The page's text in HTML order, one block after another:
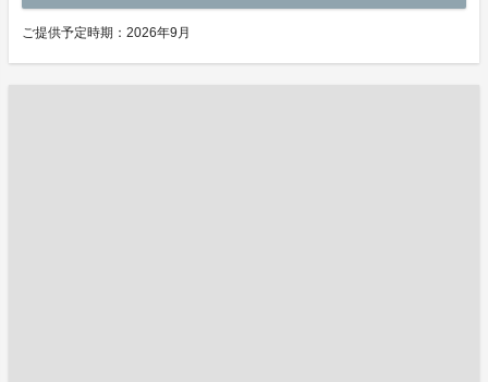
ご提供予定時期：2026年9月